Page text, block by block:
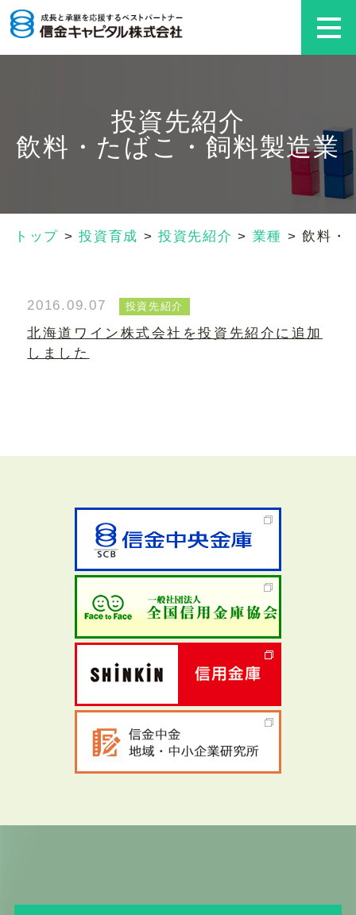
投資先紹介
飲料・たばこ・飼料製造業
トップ >投資育成 >投資先紹介 > 業種 >飲料・
2016.09.07 投資先紹介
北海道ワイン株式会社を投資先紹介に追加
しました